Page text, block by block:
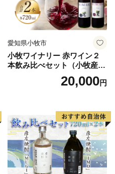
愛知県小牧市
小牧ワイナリー 赤ワイン２
本飲み比べセット（小牧産ぶ
どう100％使用）20,000円